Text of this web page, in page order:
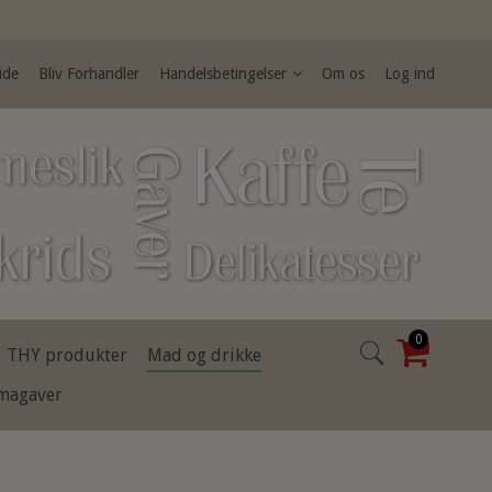
Bliv Forhandler Handelsbetingelser Om os Log ind
0
THY produkter
Mad og drikke